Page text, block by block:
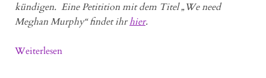
kündigen. Eine Petitition mit dem Titel „We need
Meghan Murphy“ findet ihrhier.
Weiterlesen